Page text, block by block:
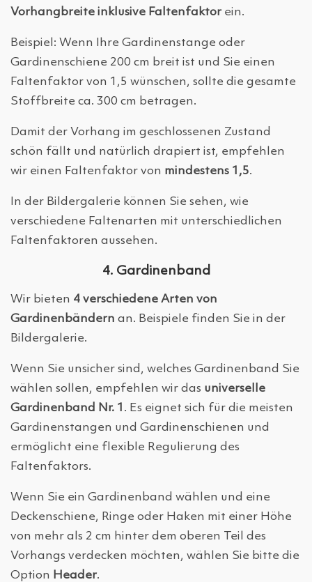
Vorhangbreite inklusive Faltenfaktor ein.
Beispiel: Wenn Ihre Gardinenstange oder
Gardinenschiene 200 cm breit ist und Sie einen
Faltenfaktor von 1,5 wünschen, sollte die gesamte
Stoffbreite ca. 300 cm betragen.
Damit der Vorhang im geschlossenen Zustand
schön fällt und natürlich drapiert ist, empfehlen
wir einen Faltenfaktor von mindestens 1,5.
In der Bildergalerie können Sie sehen, wie
verschiedene Faltenarten mit unterschiedlichen
Faltenfaktoren aussehen.
4. Gardinenband
Wir bieten 4 verschiedene Arten von
Gardinenbändern an. Beispiele finden Sie in der
Bildergalerie.
Wenn Sie unsicher sind, welches Gardinenband Sie
wählen sollen, empfehlen wir das universelle
Gardinenband Nr. 1 . Es eignet sich für die meisten
Gardinenstangen und Gardinenschienen und
ermöglicht eine flexible Regulierung des
Faltenfaktors.
Wenn Sie ein Gardinenband wählen und eine
Deckenschiene, Ringe oder Haken mit einer Höhe
von mehr als 2 cm hinter dem oberen Teil des
Vorhangs verdecken möchten, wählen Sie bitte die
Option Header.